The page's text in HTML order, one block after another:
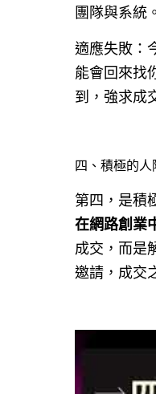
團隊與系統。
適應失敗：
能會回來找
到，強求成
四、積極的
第四，是積
在網路創業
成交，而是
邀請，成交